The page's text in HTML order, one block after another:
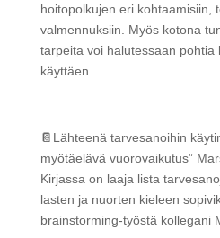
hoitopolkujen eri kohtaamisiin,
valmennuksiin. Myös kotona
tarpeita voi halutessaan pohtia
käyttäen.
📔Lähteenä tarvesanoihin
myötäelävä vuorovaikutus”
Kirjassa on laaja lista
lasten ja nuorten kieleen
brainstorming-työstä kollegani